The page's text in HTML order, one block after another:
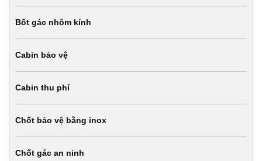
Bốt gác nhôm kính
Cabin bảo vệ
Cabin thu phí
Chốt bảo vệ bằng inox
Chốt gác an ninh